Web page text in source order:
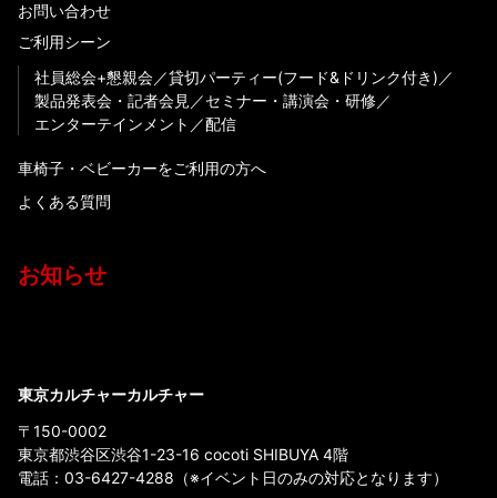
お問い合わせ
ご利用シーン
社員総会+懇親会
貸切パーティー(フード&ドリンク付き)
製品発表会・記者会見
セミナー・講演会・研修
エンターテインメント
配信
車椅子・ベビーカーをご利用の方へ
よくある質問
お知らせ
東京カルチャーカルチャー
〒150-0002
東京都渋谷区渋谷1-23-16 cocoti SHIBUYA 4階
電話： 03-6427-4288 （※イベント日のみの対応となります）